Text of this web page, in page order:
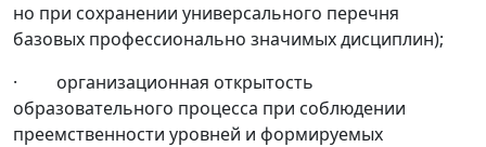
но при сохранении универсального перечня
базовых профессионально значимых дисциплин);
· организационная открытость
образовательного процесса при соблюдении
преемственности уровней и формируемых